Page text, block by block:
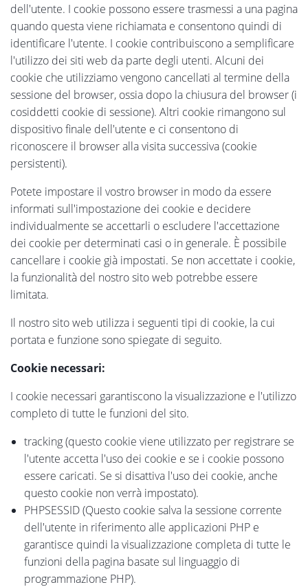
dell'utente. I cookie possono essere trasmessi a una pagina
quando questa viene richiamata e consentono quindi di
identificare l'utente. I cookie contribuiscono a semplificare
l'utilizzo dei siti web da parte degli utenti. Alcuni dei
cookie che utilizziamo vengono cancellati al termine della
sessione del browser, ossia dopo la chiusura del browser (i
cosiddetti cookie di sessione). Altri cookie rimangono sul
dispositivo finale dell'utente e ci consentono di
riconoscere il browser alla visita successiva (cookie
persistenti).
Potete impostare il vostro browser in modo da essere
informati sull'impostazione dei cookie e decidere
individualmente se accettarli o escludere l'accettazione
dei cookie per determinati casi o in generale. È possibile
cancellare i cookie già impostati. Se non accettate i cookie,
la funzionalità del nostro sito web potrebbe essere
limitata.
Il nostro sito web utilizza i seguenti tipi di cookie, la cui
portata e funzione sono spiegate di seguito.
Cookie necessari:
I cookie necessari garantiscono la visualizzazione e l'utilizzo
completo di tutte le funzioni del sito.
tracking (questo cookie viene utilizzato per registrare se
l'utente accetta l'uso dei cookie e se i cookie possono
essere caricati. Se si disattiva l'uso dei cookie, anche
questo cookie non verrà impostato).
PHPSESSID (Questo cookie salva la sessione corrente
dell'utente in riferimento alle applicazioni PHP e
garantisce quindi la visualizzazione completa di tutte le
funzioni della pagina basate sul linguaggio di
programmazione PHP).